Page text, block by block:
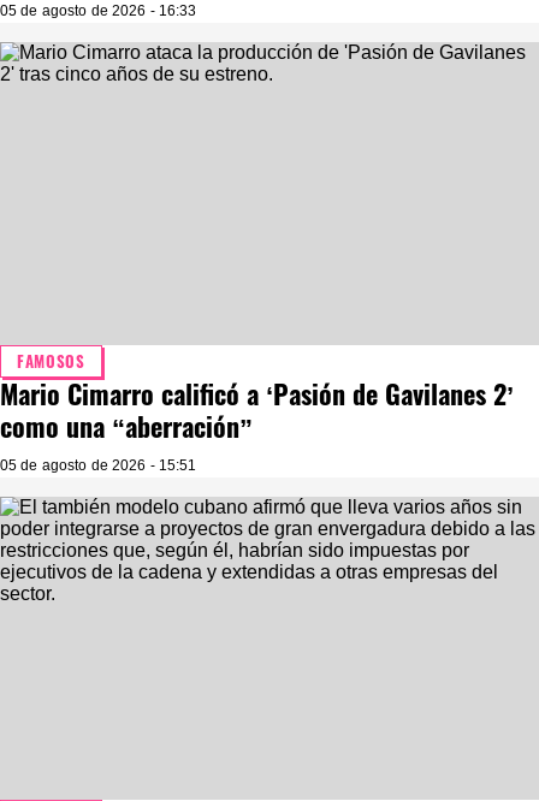
05 de agosto de 2026 - 16:33
FAMOSOS
Mario Cimarro calificó a ‘Pasión de Gavilanes 2’
como una “aberración”
05 de agosto de 2026 - 15:51